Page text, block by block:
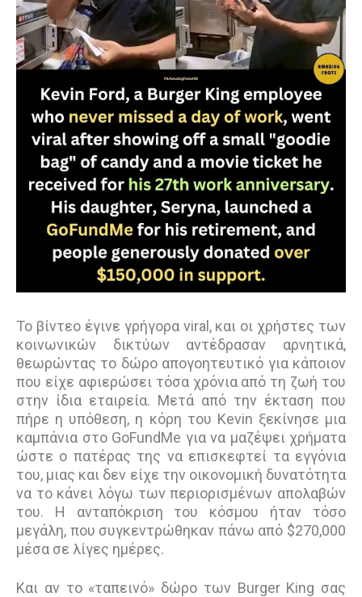
Το βίντεο έγινε γρήγορα viral, και οι χρήστες των
κοινωνικών δικτύων αντέδρασαν αρνητικά,
θεωρώντας το δώρο απογοητευτικό για κάποιον
που είχε αφιερώσει τόσα χρόνια από τη ζωή του
στην ίδια εταιρεία. Μετά από την έκταση που
πήρε η υπόθεση, η κόρη του Kevin ξεκίνησε μια
καμπάνια στο GoFundMe για να μαζέψει χρήματα
ώστε ο πατέρας της να επισκεφτεί τα εγγόνια
του, μιας και δεν είχε την οικονομική δυνατότητα
να το κάνει λόγω των περιορισμένων απολαβών
του. Η ανταπόκριση του κόσμου ήταν τόσο
μεγάλη, που συγκεντρώθηκαν πάνω από $270,000
μέσα σε λίγες ημέρες.
Και αν το «ταπεινό» δώρο των Burger King σας